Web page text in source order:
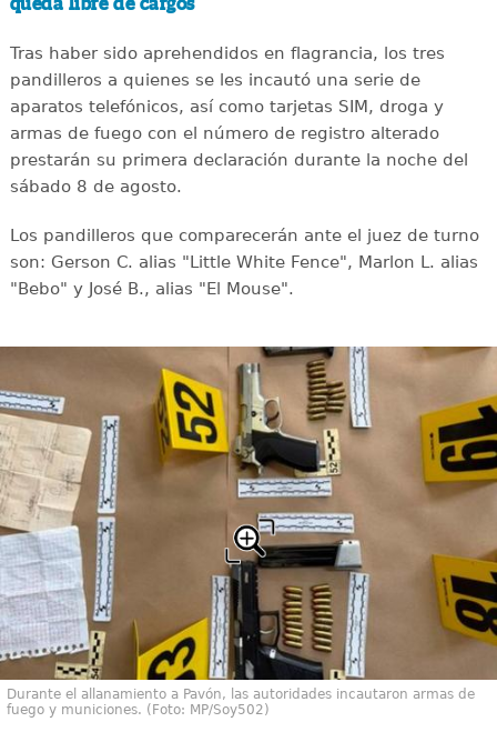
queda libre de cargos
Tras haber sido aprehendidos en flagrancia, los tres
pandilleros a quienes se les incautó una serie de
aparatos telefónicos, así como tarjetas SIM, droga y
armas de fuego con el número de registro alterado
prestarán su primera declaración durante la noche del
sábado 8 de agosto.
Los pandilleros que comparecerán ante el juez de turno
son: Gerson C. alias "Little White Fence", Marlon L. alias
"Bebo" y José B., alias "El Mouse".
Durante el allanamiento a Pavón, las autoridades incautaron armas de
fuego y municiones. (Foto: MP/Soy502)